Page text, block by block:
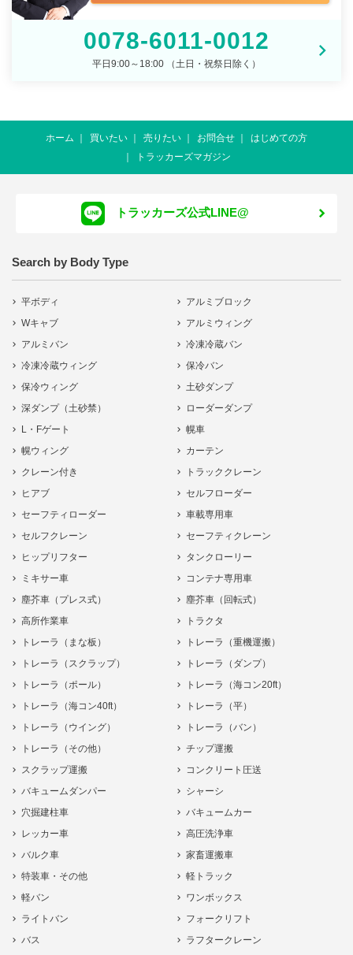
0078-6011-0012
平日9:00～18:00 （土日・祝祭日除く）
ホーム 買いたい 売りたい お問合せ
はじめての方
トラッカーズマガジン
トラッカーズ公式LINE@
Search by Body Type
平ボディ
アルミブロック
Wキャブ
アルミウィング
アルミバン
冷凍冷蔵バン
冷凍冷蔵ウィング
保冷バン
保冷ウィング
土砂ダンプ
深ダンプ（土砂禁）
ローダーダンプ
L・Fゲート
幌車
幌ウィング
カーテン
クレーン付き
トラッククレーン
ヒアブ
セルフローダー
セーフティローダー
車載専用車
セルフクレーン
セーフティクレーン
ヒップリフター
タンクローリー
ミキサー車
コンテナ専用車
塵芥車（プレス式）
塵芥車（回転式）
高所作業車
トラクタ
トレーラ（まな板）
トレーラ（重機運搬）
トレーラ（スクラップ）
トレーラ（ダンプ）
トレーラ（ポール）
トレーラ（海コン20ft）
トレーラ（海コン40ft）
トレーラ（平）
トレーラ（ウイング）
トレーラ（バン）
トレーラ（その他）
チップ運搬
スクラップ運搬
コンクリート圧送
バキュームダンパー
シャーシ
穴掘建柱車
バキュームカー
レッカー車
高圧洗浄車
バルク車
家畜運搬車
特装車・その他
軽トラック
軽バン
ワンボックス
ライトバン
フォークリフト
バス
ラフタークレーン